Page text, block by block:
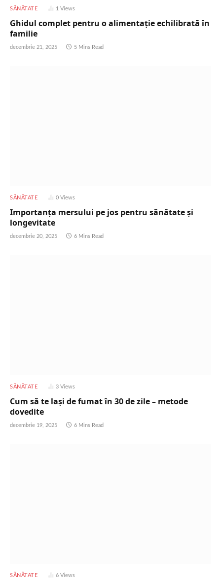
SĂNĂTATE 1Views
Ghidul complet pentru o alimentație echilibrată în
familie
decembrie 21, 2025 5 Mins Read
SĂNĂTATE 0Views
Importanța mersului pe jos pentru sănătate și
longevitate
decembrie 20, 2025 6 Mins Read
SĂNĂTATE 3Views
Cum să te lași de fumat în 30 de zile – metode
dovedite
decembrie 19, 2025 6 Mins Read
SĂNĂTATE 6Views